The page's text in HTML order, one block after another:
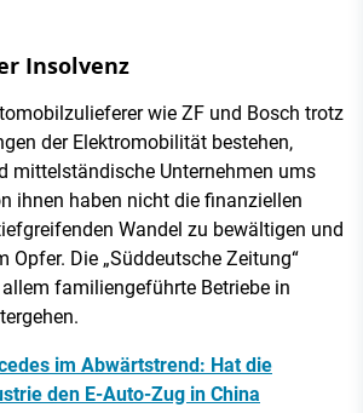
Insolvenz
wie ZF und Bosch trotz
der Elektromobilität bestehen,
mittelständische Unternehmen ums
ihnen haben nicht die finanziellen
Wandel zu bewältigen und
Opfer. Die „Süddeutsche Zeitung“
familiengeführte Betriebe in
im Abwärtstrend: Hat die
den E-Auto-Zug in China